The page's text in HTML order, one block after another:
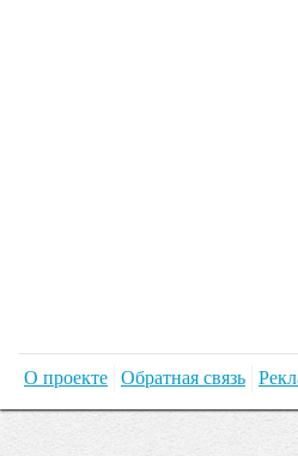
О проекте Обратная связь